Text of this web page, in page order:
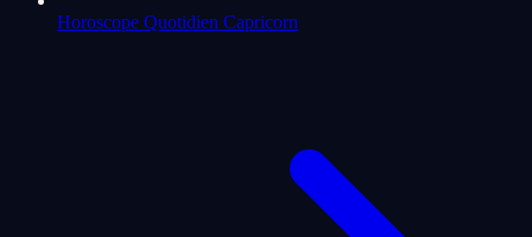
Horoscope Quotidien Capricorn